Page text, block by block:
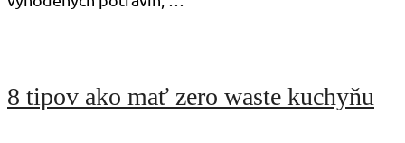
8 tipov ako mať zero waste kuchyňu